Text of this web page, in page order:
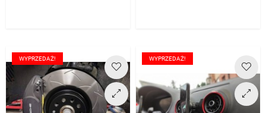
WYPRZEDAŻ! WYPRZEDAŻ!